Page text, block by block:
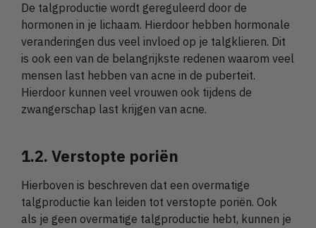
De talgproductie wordt gereguleerd door de
hormonen in je lichaam. Hierdoor hebben hormonale
veranderingen dus veel invloed op je talgklieren. Dit
is ook een van de belangrijkste redenen waarom veel
mensen last hebben van acne in de puberteit.
Hierdoor kunnen veel vrouwen ook tijdens de
zwangerschap last krijgen van acne.
1.2. Verstopte poriën
Hierboven is beschreven dat een overmatige
talgproductie kan leiden tot verstopte poriën. Ook
als je geen overmatige talgproductie hebt, kunnen je